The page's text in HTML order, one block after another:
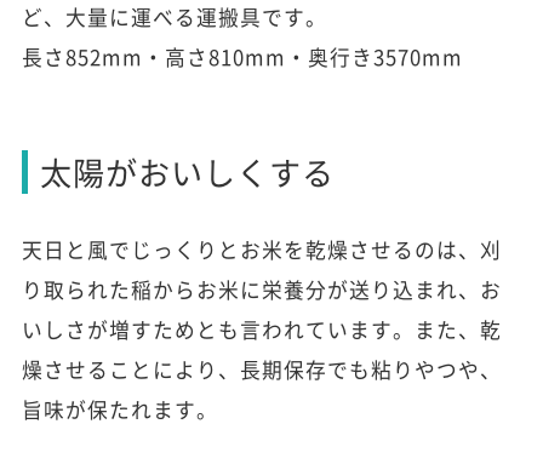
ど、大量に運べる運搬具です。
長さ852mm・高さ810mm・奥行き3570mm
太陽がおいしくする
天日と風でじっくりとお米を乾燥させるのは、刈
り取られた稲からお米に栄養分が送り込まれ、お
いしさが増すためとも言われています。また、乾
燥させることにより、長期保存でも粘りやつや、
旨味が保たれます。